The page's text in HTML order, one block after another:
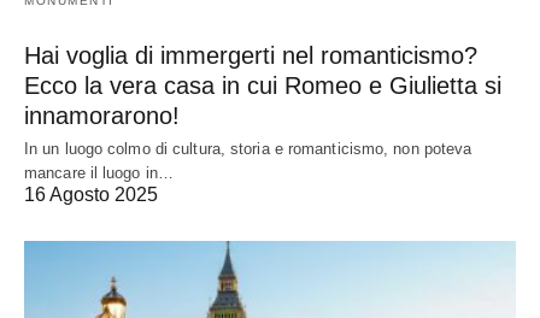
Hai voglia di immergerti nel romanticismo?
Ecco la vera casa in cui Romeo e Giulietta si
innamorarono!
In un luogo colmo di cultura, storia e romanticismo, non poteva
mancare il luogo in…
16 Agosto 2025